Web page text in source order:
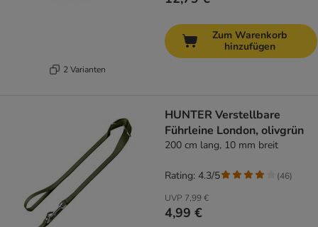
2 Varianten
Zum Warenkorb
hinzufügen
HUNTER Verstellbare
Führleine London, olivgrün
200 cm lang, 10 mm breit
UVP 7,99 €
4,99 €
Rating: 4.3/5 (46)